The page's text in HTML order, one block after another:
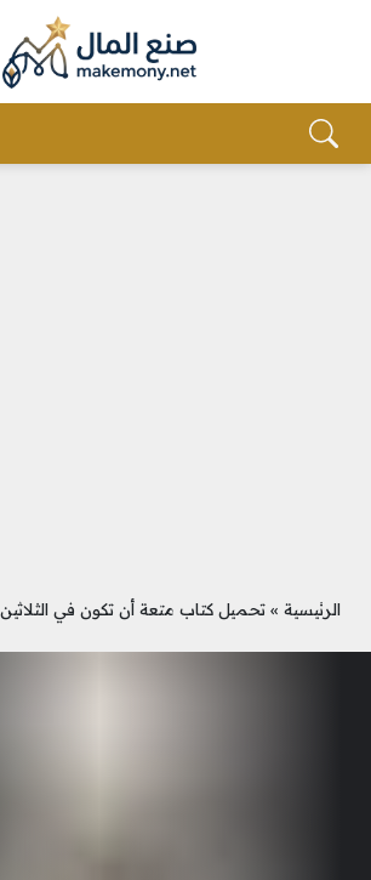
الرئيسية » تحميل كتاب متعة أن تكون في الثلاثين PDF